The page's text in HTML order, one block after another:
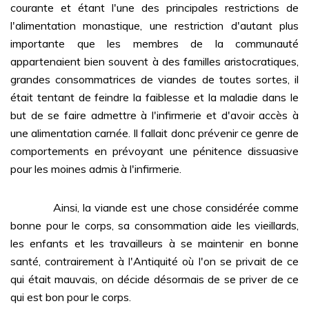
courante et étant l'une des principales restrictions de
l'alimentation monastique, une restriction d'autant plus
importante que les membres de la communauté
appartenaient bien souvent à des familles aristocratiques,
grandes consommatrices de viandes de toutes sortes, il
était tentant de feindre la faiblesse et la maladie dans le
but de se faire admettre à l'infirmerie et d'avoir accès à
une alimentation carnée. Il fallait donc prévenir ce genre de
comportements en prévoyant une pénitence dissuasive
pour les moines admis à l'infirmerie.
Ainsi, la viande est une chose considérée comme
bonne pour le corps, sa consommation aide les vieillards,
les enfants et les travailleurs à se maintenir en bonne
santé, contrairement à l'Antiquité où l'on se privait de ce
qui était mauvais, on décide désormais de se priver de ce
qui est bon pour le corps.